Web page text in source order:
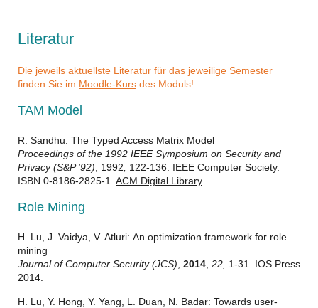
Literatur
Die jeweils aktuellste Literatur für das jeweilige Semester
finden Sie im Moodle-Kurs des Moduls!
TAM Model
R. Sandhu: The Typed Access Matrix Model
Proceedings of the 1992 IEEE Symposium on Security and
Privacy (S&P '92) , 1992
122-136. IEEE Computer Society.
ISBN 0-8186-2825-1. ACM Digital Library
Role Mining
H. Lu, J. Vaidya, V. Atluri: An optimization framework for role
mining
Journal of Computer Security (JCS) 2014 22, 1-31. IOS Press
2014.
H. Lu, Y. Hong, Y. Yang, L. Duan, N. Badar: Towards user-